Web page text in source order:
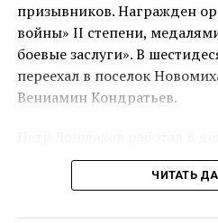
призывников. Награжден
войны» II степени,
боевые заслуги». В
переехал в поселок
Вениамин Кондратьев.
«Орленок» сначала
ремонтно-строительного
ЧИТАТЬ